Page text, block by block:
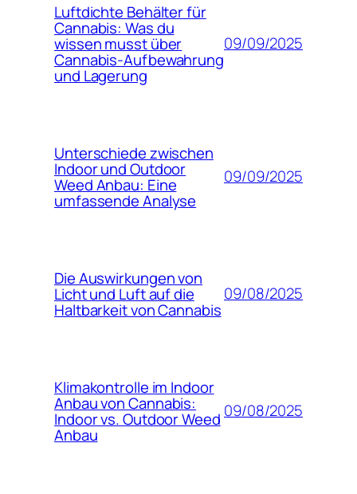
Luftdichte Behälter für
Cannabis: Was du
wissen musst über
Cannabis-Aufbewahrung
und Lagerung
09/09/2025
Unterschiede zwischen
Indoor und Outdoor
Weed Anbau: Eine
umfassende Analyse
09/09/2025
Die Auswirkungen von
Licht und Luft auf die
Haltbarkeit von Cannabis
09/08/2025
Klimakontrolle im Indoor
Anbau von Cannabis:
Indoor vs. Outdoor Weed
Anbau
09/08/2025